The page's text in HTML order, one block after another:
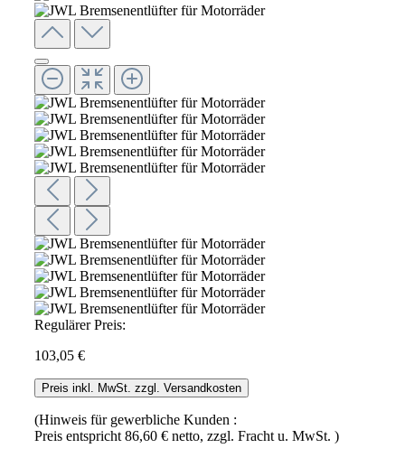
Regulärer Preis:
103,05 €
Preis inkl. MwSt. zzgl. Versandkosten
(Hinweis für gewerbliche Kunden :
Preis entspricht 86,60 € netto, zzgl. Fracht u. MwSt. )